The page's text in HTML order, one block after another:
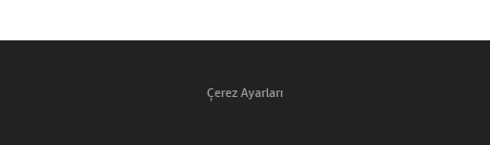
Çerez Ayarları